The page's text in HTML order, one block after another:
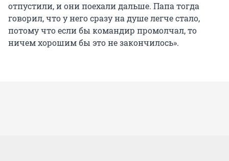
отпустили, и они поехали дальше. Папа тогда
говорил, что у него сразу на душе легче стало,
потому что если бы командир промолчал, то
ничем хорошим бы это не закончилось».